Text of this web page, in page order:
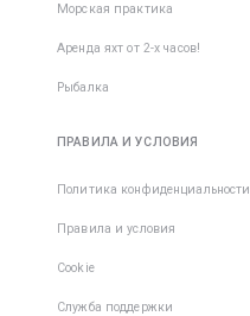
Морская практика
Аренда яхт от 2-х часов!
Рыбалка
ПРАВИЛА И УСЛОВИЯ
Политика конфиденциальности
Правила и условия
Cookie
Служба поддержки